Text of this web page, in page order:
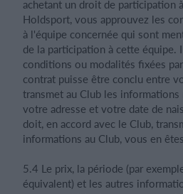
achetant un droit de participation
Holdsport, vous approuvez les
à l'équipe concernée qui sont
de la participation à cette équipe.
conditions ou modalités fixées
contrat puisse être conclu entre
transmet au Club les
votre adresse et votre date de
doit, en accord avec le Club,
informations au Club, vous en
5.4 Le prix, la période (par
équivalent) et les autres